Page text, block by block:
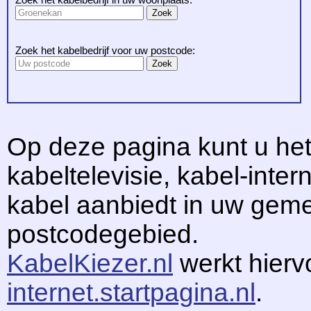
Zoek het kabelbedrijf voor uw postcode:
Op deze pagina kunt u
kabeltelevisie, kabel-
kabel aanbiedt in uw
postcodegebied.
KabelKiezer.nl werkt
internet.startpagina.nl.